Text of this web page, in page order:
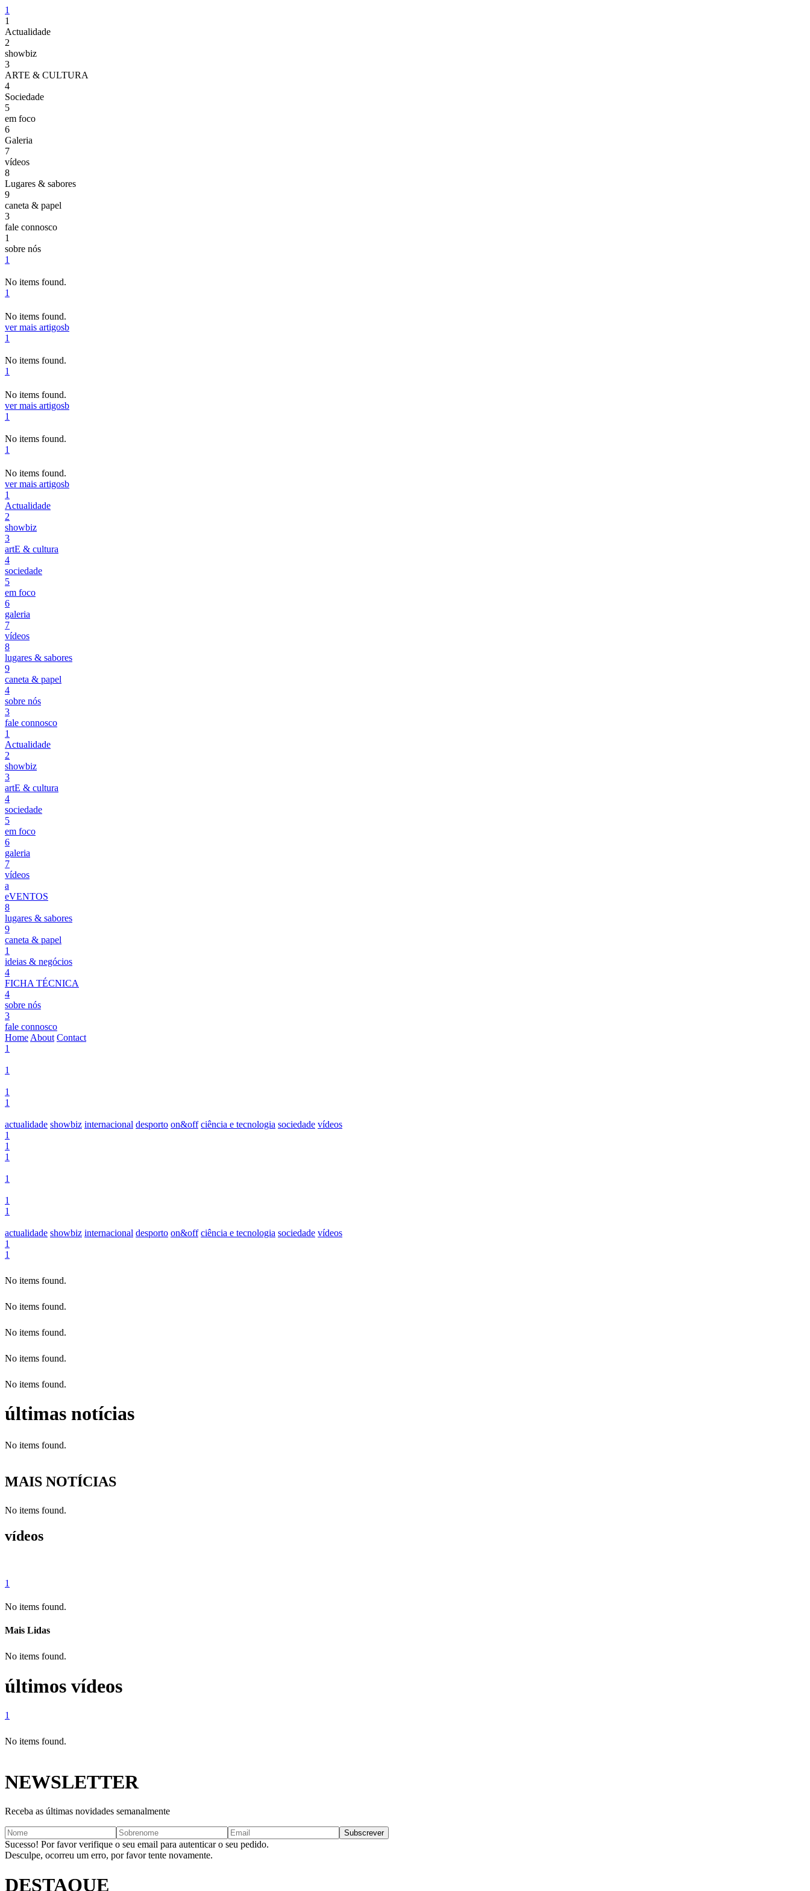
1
1
Actualidade
2
showbiz
3
ARTE & CULTURA
4
Sociedade
5
em foco
6
Galeria
7
vídeos
8
Lugares & sabores
9
caneta & papel
3
fale connosco
1
sobre nós
1
No items found.
1
No items found.
ver mais artigosb
1
No items found.
1
No items found.
ver mais artigosb
1
No items found.
1
No items found.
ver mais artigosb
1
Actualidade
2
showbiz
3
artE & cultura
4
sociedade
5
em foco
6
galeria
7
vídeos
8
lugares & sabores
9
caneta & papel
4
sobre nós
3
fale connosco
1
Actualidade
2
showbiz
3
artE & cultura
4
sociedade
5
em foco
6
galeria
7
vídeos
a
eVENTOS
8
lugares & sabores
9
caneta & papel
1
ideias & negócios
4
FICHA TÉCNICA
4
sobre nós
3
fale connosco
Home About Contact
1
1
1
1
actualidade showbiz internacional desporto on&off ciência e tecnologia sociedade vídeos
1
1
1
1
1
1
actualidade showbiz internacional desporto on&off ciência e tecnologia sociedade vídeos
1
1
No items found.
No items found.
No items found.
No items found.
No items found.
últimas notícias
No items found.
MAIS NOTÍCIAS
No items found.
vídeos
1
No items found.
Mais Lidas
No items found.
últimos vídeos
1
No items found.
NEWSLETTER
Receba as últimas novidades semanalmente
Sucesso! Por favor verifique o seu email para autenticar o seu pedido.
Desculpe, ocorreu um erro, por favor tente novamente.
DESTAQUE